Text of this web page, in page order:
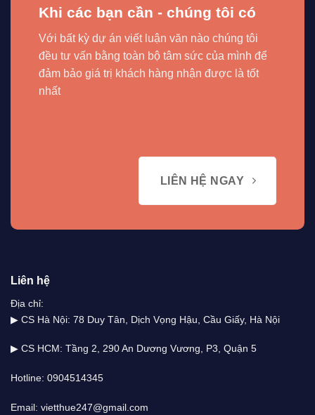
Khi các bạn cần - chúng tôi có
Với bất kỳ dự án viết luận văn nào chúng tôi
đều tư vấn bằng toàn bộ tâm sức của mình để
đảm bảo giá trị khách hàng nhận được là tốt
nhất
LIÊN HỆ NGAY
Liên hệ
Địa chỉ:
▶ CS Hà Nội: 78 Duy Tân, Dịch Vọng Hậu, Cầu Giấy, Hà Nội
▶ CS HCM: Tầng 2, 290 An Dương Vương, P3, Quận 5
Hotline: 0904514345
Email: vietthue247@gmail.com